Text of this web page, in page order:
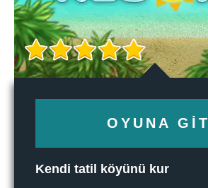
OYUNA GIT
Kendi tatil köyünü kur